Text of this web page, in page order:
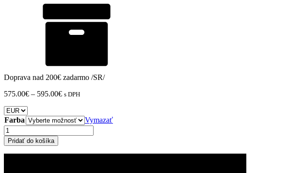
Doprava nad 200€ zadarmo /SR/
575.00€ – 595.00€Price
through
595.00€
s DPH
Farba
Vymazať
množstvo
SYM
JOYMAX
Z+
Pridať do košíka